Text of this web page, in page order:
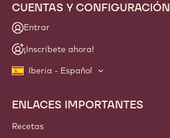
CUENTAS Y CONFIGURACIÓN
Entrar
¡Inscríbete ahora!
Iberia - Español
Footer
Callebaut
ENLACES IMPORTANTES
Recetas